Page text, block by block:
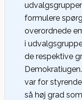
formulere
overordnede
i
de respektive
var for
så høj grad